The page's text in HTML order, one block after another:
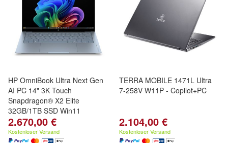
HP OmniBook Ultra Next Gen
AI PC 14" 3K Touch
Snapdragon® X2 Elite
32GB/1TB SSD Win11
2.670,00 €
Kostenloser Versand
TERRA MOBILE 1471L Ultra
7-258V W11P - Copilot+PC
2.104,00 €
Kostenloser Versand